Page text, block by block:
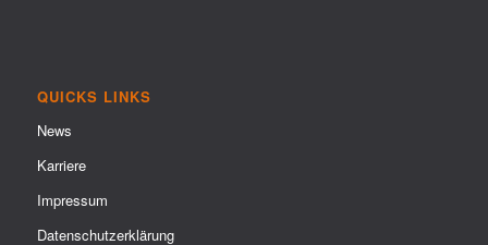
QUICKS LINKS
News
Karriere
Impressum
Datenschutzerklärung